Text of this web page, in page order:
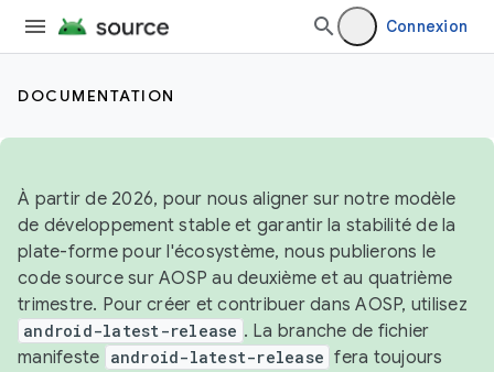
Connexion
DOCUMENTATION
À partir de 2026, pour nous aligner sur notre modèle
de développement stable et garantir la stabilité de la
plate-forme pour l'écosystème, nous publierons le
code source sur AOSP au deuxième et au quatrième
trimestre. Pour créer et contribuer dans AOSP, utilisez
android-latest-release . La branche de fichier
manifeste android-latest-release fera toujours